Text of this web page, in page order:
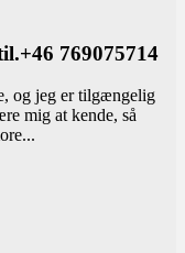
769075714
og jeg er tilgængelig
mig at kende, så